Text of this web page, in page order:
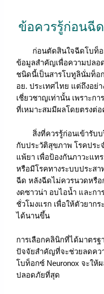
ข้อควรรู้ก่อนฉี
ก่อนตัดสินใจฉีดโบท็อก
ข้อมูลสำคัญเพื่อความปล
ชนิดนี้เป็นสารโบทูลินั่มท็อ
อย. ประเทศไทย แต่ถึงอย่
เชี่ยวชาญเท่านั้น เพราะก
ที่เหมาะสมมีผลโดยตรงต่
สิ่งที่ควรรู้ก่อนเข้ารับบ
กับประวัติสุขภาพ โรคประ
แพ้ยา เพื่อป้องกันภาวะแ
หรือมีโรคทางระบบประสา
ฉีด หลังฉีดไม่ควรนวดหรือ
งดซาวน่า อบไอน้ำ และกา
ชั่วโมงแรก เพื่อให้ตัวยาก
ได้นานขึ้น
การเลือกคลินิกที่ได้มาตร
ปัจจัยสำคัญที่จะช่วยลดคว
โบท็อกซ์ Neuronox จะให้
ปลอดภัยที่สุด